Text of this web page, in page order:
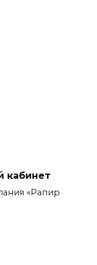
кабинет
«Рапир